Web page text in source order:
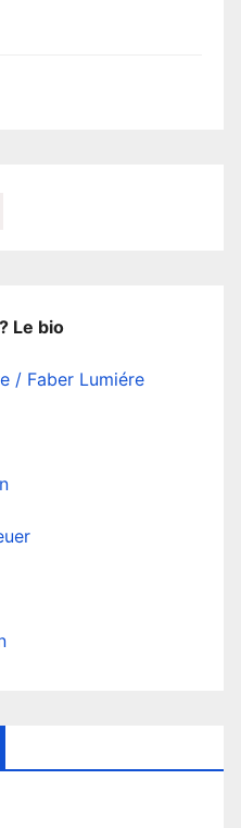
Le bio
/ Faber Lumiére